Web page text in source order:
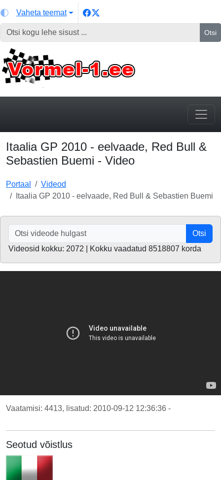
Vaheta teemat
Otsi
Itaalia GP 2010 - eelvaade, Red Bull &
Sebastien Buemi - Video
Portaal
Videod
Itaalia GP 2010 - eelvaade, Red Bull & Sebastien Buemi
Otsi
Videosid kokku: 2072 | Kokku vaadatud 8518807 korda
Vaatamisi: 4413, lisatud: 2010-09-12 12:36:36 -
Seotud võistlus